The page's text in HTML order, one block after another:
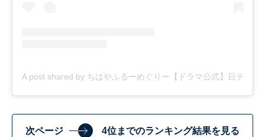
A post shared by ちはやふるーめぐりー【ドラマ公式】日テレ
次ページ 4位までのランキング結果を見る